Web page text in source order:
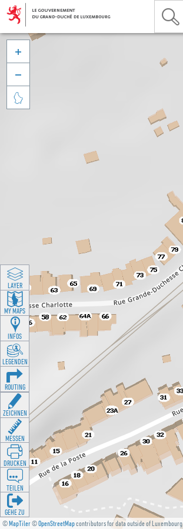
©MapTiler©OpenStreetMapcontributors for data outside of Luxembourg



LAYER
MY MAPS
INFOS
LEGENDEN
ROUTING
ZEICHNEN
MESSEN
DRUCKEN
TEILEN
GEHE ZU